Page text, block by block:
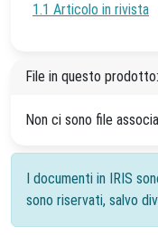
1.1 Articolo in rivista
File in questo prodotto:
Non ci sono file
I documenti in IRIS
sono riservati, salvo